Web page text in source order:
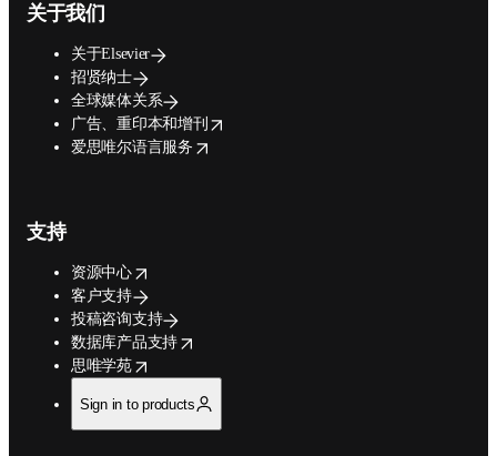
关于我们
关于Elsevier
招贤纳士
全球媒体关系
广告、重印本和增刊
opens in new tab/window
爱思唯尔语言服务
opens in new tab/window
支持
资源中心
opens in new tab/window
客户支持
投稿咨询支持
数据库产品支持
opens in new tab/window
思唯学苑
opens in new tab/window
Sign in to products